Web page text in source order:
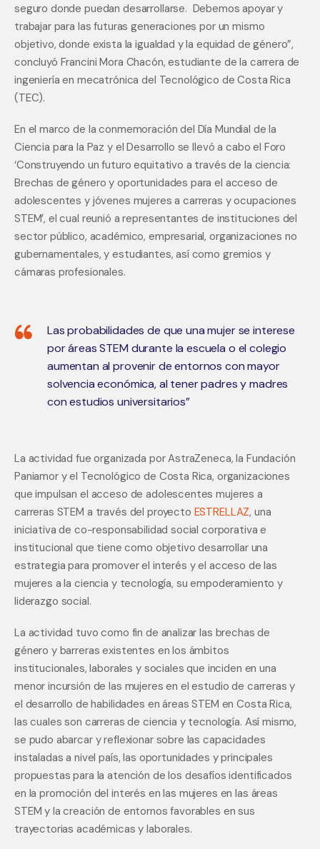
seguro donde puedan desarrollarse.  Debemos apoyar y
trabajar para las futuras generaciones por un mismo
objetivo, donde exista la igualdad y la equidad de género”,
concluyó Francini Mora Chacón, estudiante de la carrera de
ingeniería en mecatrónica del Tecnológico de Costa Rica
(TEC).
En el marco de la conmemoración del Día Mundial de la
Ciencia para la Paz y el Desarrollo se llevó a cabo el Foro
‘Construyendo un futuro equitativo a través de la ciencia:
Brechas de género y oportunidades para el acceso de
adolescentes y jóvenes mujeres a carreras y ocupaciones
STEM’, el cual reunió a representantes de instituciones del
sector público, académico, empresarial, organizaciones no
gubernamentales, y estudiantes, así como gremios y
cámaras profesionales.
Las probabilidades de que una mujer se interese
por áreas STEM durante la escuela o el colegio
aumentan al provenir de entornos con mayor
solvencia económica, al tener padres y madres
con estudios universitarios”
La actividad fue organizada por AstraZeneca, la Fundación
Paniamor y el Tecnológico de Costa Rica, organizaciones
que impulsan el acceso de adolescentes mujeres a
carreras STEM a través del proyecto ESTRELLAZ, una
iniciativa de co-responsabilidad social corporativa e
institucional que tiene como objetivo desarrollar una
estrategia para promover el interés y el acceso de las
mujeres a la ciencia y tecnología, su empoderamiento y
liderazgo social.
La actividad tuvo como fin de analizar las brechas de
género y barreras existentes en los ámbitos
institucionales, laborales y sociales que inciden en una
menor incursión de las mujeres en el estudio de carreras y
el desarrollo de habilidades en áreas STEM en Costa Rica,
las cuales son carreras de ciencia y tecnología. Así mismo,
se pudo abarcar y reflexionar sobre las capacidades
instaladas a nivel país, las oportunidades y principales
propuestas para la atención de los desafíos identificados
en la promoción del interés en las mujeres en las áreas
STEM y la creación de entornos favorables en sus
trayectorias académicas y laborales.